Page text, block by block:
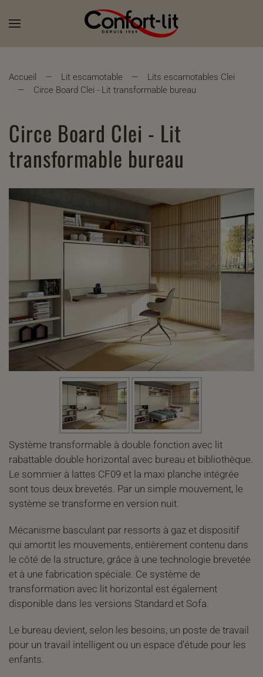
Accueil Lit escamotable
Lits escamotables Clei
Circe Board Clei - Lit transformable bureau
Circe Board Clei - Lit
transformable bureau
Système transformable à double fonction avec lit
rabattable double horizontal avec bureau et bibliothèque.
Le sommier à lattes CF09 et la maxi planche intégrée
sont tous deux brevetés. Par un simple mouvement, le
système se transforme en version nuit.
Mécanisme basculant par ressorts à gaz et dispositif
qui amortit les mouvements, entièrement contenu dans
le côté de la structure, grâce à une technologie brevetée
et à une fabrication spéciale. Ce système de
transformation avec lit horizontal est également
disponible dans les versions Standard et Sofa.
Le bureau devient, selon les besoins, un poste de travail
pour un travail intelligent ou un espace d'étude pour les
enfants.